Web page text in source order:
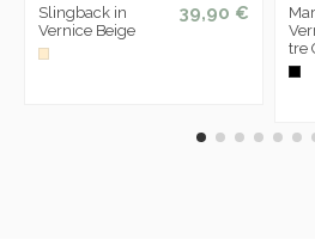
Slingback in
Vernice Beige
39,90 €
tre